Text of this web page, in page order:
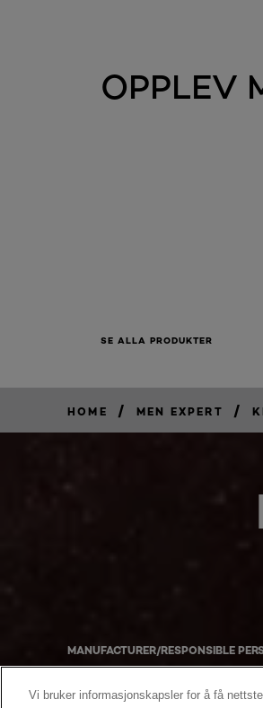
OPPLEV
SE ALLA PRODUKTER
HOME / MEN EXPERT /
MANUFACTURER/RESPONSIBLE
Vi bruker informasjonskapsler for å få